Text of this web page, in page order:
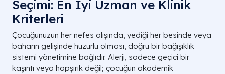
Seçimi: En İyi Uzman ve Klinik
Kriterleri
Çocuğunuzun her nefes alışında, yediği her besinde veya
baharın gelişinde huzurlu olması, doğru bir bağışıklık
sistemi yönetimine bağlıdır. Alerji, sadece geçici bir
kaşıntı veya hapşırık değil; çocuğun akademik